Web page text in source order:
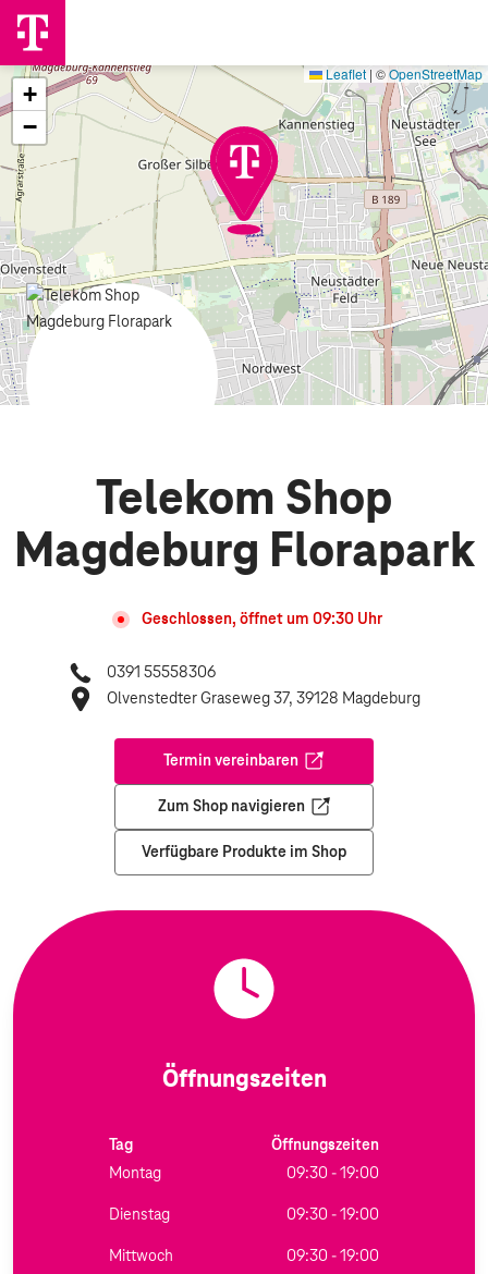
+
−
Leaflet | ©OpenStreetMap
Telekom Shop
Magdeburg Florapark
Geschlossen, öffnet um 09:30Uhr
0391 55558306
Olvenstedter Graseweg 37, 39128 Magdeburg
Termin vereinbaren
Öffnet in einem neuen Tab
Zum Shop navigieren
Öffnet in einem neuen Tab
Verfügbare Produkte im Shop
Öffnungszeiten
Tag
Öffnungszeiten
Montag
09:30 - 19:00
Dienstag 09:30 - 19:00
Mittwoch 09:30 - 19:00